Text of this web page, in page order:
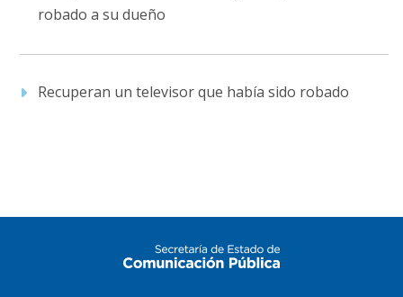
robado a su dueño
Recuperan un televisor que había sido robado